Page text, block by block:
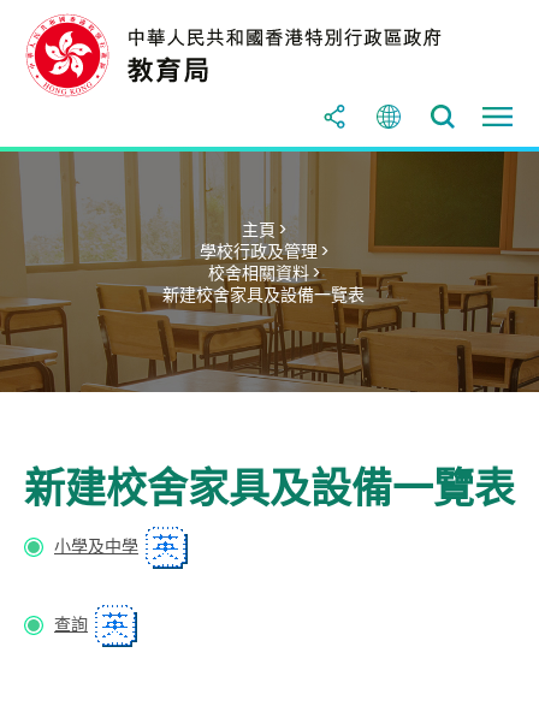
主頁 >
學校行政及管理 >
校舍相關資料 >
新建校舍家具及設備一覽表
新建校舍家具及設備一覽表
小學及中學
查詢